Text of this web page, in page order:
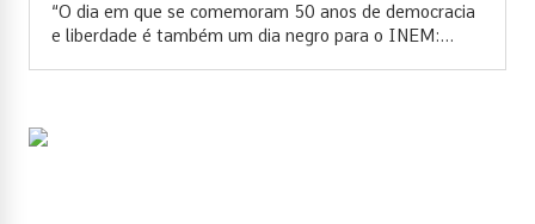
“O dia em que se comemoram 50 anos de democracia
e liberdade é também um dia negro para o INEM:...